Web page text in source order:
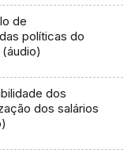
de
políticas do
dos
dos salários